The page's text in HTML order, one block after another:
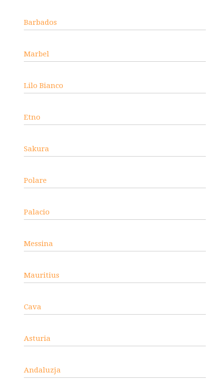
Barbados
Marbel
Lilo Bianco
Etno
Sakura
Polare
Palacio
Messina
Mauritius
Cava
Asturia
Andaluzja